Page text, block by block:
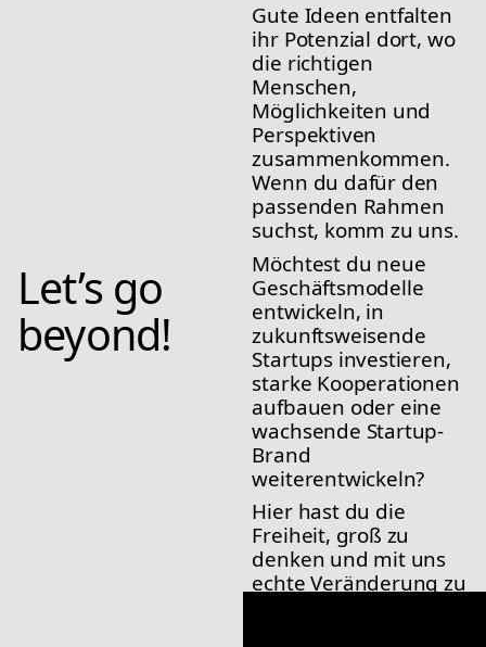
Let’s go
beyond!
Gute Ideen entfalten
ihr Potenzial dort, wo
die richtigen
Menschen,
Möglichkeiten und
Perspektiven
zusammenkommen.
Wenn du dafür den
passenden Rahmen
suchst, komm zu uns.
Möchtest du neue
Geschäftsmodelle
entwickeln, in
zukunftsweisende
Startups investieren,
starke Kooperationen
aufbauen oder eine
wachsende Startup-
Brand
weiterentwickeln?
Hier hast du die
Freiheit, groß zu
denken und mit uns
echte Veränderung zu